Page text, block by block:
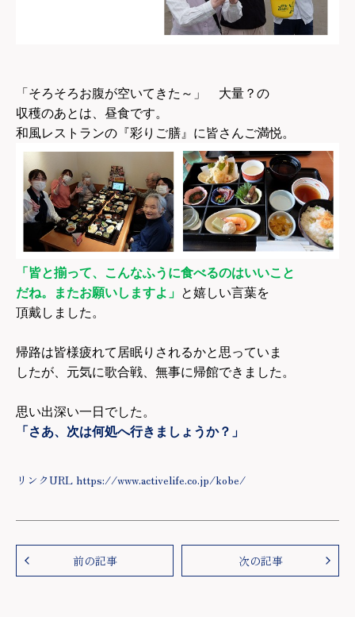
「そろそろお腹が空いてきた～」 大量？の
収穫のあとは、昼食です。
和風レストランの『彩りご膳』に皆さんご満悦。
「皆と揃って、こんなふうに食べるのはいいこと
だね。またお願いしますよ」 と嬉しい言葉を
頂戴しました。
帰路は皆様疲れて居眠りされるかと思っていま
したが、元気に歌合戦、無事に帰館できました。
思い出深い一日でした。
「さあ、次は何処へ行きましょうか？」
リンクURL https://www.activelife.co.jp/kobe/
前の記事 次の記事